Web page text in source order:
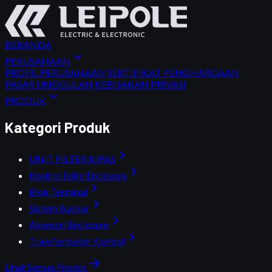
BERANDA
PERUSAHAAN expand_more
PROFIL PERUSAHAAN SERTIFIKAT PENGHARGAAN
PASAR UNGGULAN KEBIJAKAN PRIVASI
PRODUK expand_more
Kategori Produk
UNIT FILTER KIPAS chevron_right
Kontrol Iklim Enclosure chevron_right
Blok Terminal chevron_right
Sistem Busbar chevron_right
Aksesori Enclosure chevron_right
Transformator Kontrol chevron_right
Lihat Semua Produk arrow_forward